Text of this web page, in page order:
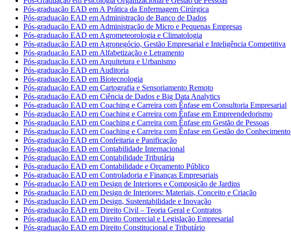
Pós-graduação EAD em A Prática da Enfermagem Cirúrgica
Pós-graduação EAD em Administração de Banco de Dados
Pós-graduação EAD em Administração de Micro e Pequenas Empresas
Pós-graduação EAD em Agrometeorologia e Climatologia
Pós-graduação EAD em Agronegócio, Gestão Empresarial e Inteligência Competitiva
Pós-graduação EAD em Alfabetização e Letramento
Pós-graduação EAD em Arquitetura e Urbanismo
Pós-graduação EAD em Auditoria
Pós-graduação EAD em Biotecnologia
Pós-graduação EAD em Cartografia e Sensoriamento Remoto
Pós-graduação EAD em Ciência de Dados e Big Data Analytics
Pós-graduação EAD em Coaching e Carreira com Ênfase em Consultoria Empresarial
Pós-graduação EAD em Coaching e Carreira com Ênfase em Empreendedorismo
Pós-graduação EAD em Coaching e Carreira com Ênfase em Gestão de Pessoas
Pós-graduação EAD em Coaching e Carreira com Ênfase em Gestão do Conhecimento
Pós-graduação EAD em Confeitaria e Panificação
Pós-graduação EAD em Contabilidade Internacional
Pós-graduação EAD em Contabilidade Tributária
Pós-graduação EAD em Contabilidade e Orçamento Público
Pós-graduação EAD em Controladoria e Finanças Empresariais
Pós-graduação EAD em Design de Interiores e Composição de Jardins
Pós-graduação EAD em Design de Interiores: Materiais, Conceito e Criação
Pós-graduação EAD em Design, Sustentabilidade e Inovação
Pós-graduação EAD em Direito Civil – Teoria Geral e Contratos
Pós-graduação EAD em Direito Comercial e Legislação Empresarial
Pós-graduação EAD em Direito Constitucional e Tributário